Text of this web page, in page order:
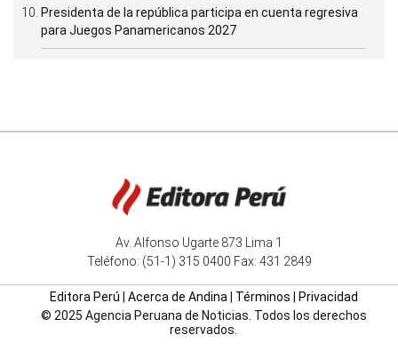
Presidenta de la república participa en cuenta regresiva
para Juegos Panamericanos 2027
Av. Alfonso Ugarte 873 Lima 1
Teléfono: (51-1) 315 0400 Fax: 431 2849
Editora Perú Acerca de Andina Términos
Privacidad
© 2025 Agencia Peruana de Noticias. Todos los derechos
reservados.